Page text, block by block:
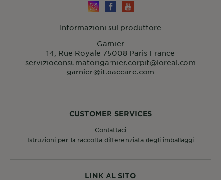
LINK AL SITO
CUSTOMER SERVICES
Contattaci
Istruzioni per la raccolta differenziata degli imballaggi
Informazioni sul produttore
Garnier
14, Rue Royale 75008 Paris France
servizioconsumatorigarnier.corpit@loreal.com
garnier@it.oaccare.com